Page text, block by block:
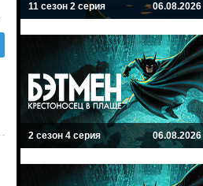
11 сезон 2 серия 06.08.2026
2 сезон 4 серия 06.08.2026